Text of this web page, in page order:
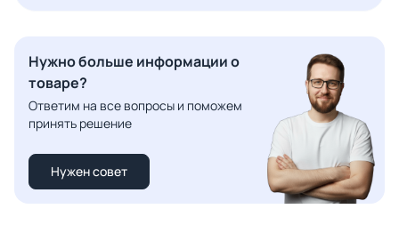
Нужно больше информации о
товаре?
Ответим на все вопросы и поможем
принять решение
Нужен совет